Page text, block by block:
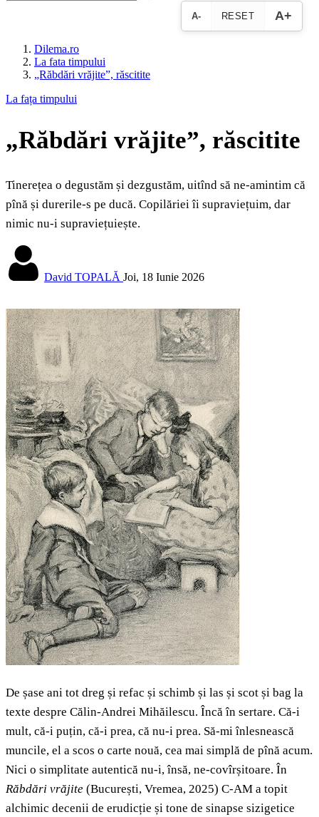
A- RESET A+
Dilema.ro
La fata timpului
„Răbdări vrăjite”, răscitite
La fața timpului
„Răbdări vrăjite”, răscitite
Tinerețea o degustăm și dezgustăm, uitînd să ne-amintim că
pînă și durerile-s pe ducă. Copilăriei îi supraviețuim, dar
nimic nu-i supraviețuiește.
David TOPALĂ Joi, 18 Iunie 2026
De șase ani tot dreg și refac și schimb și las și scot și bag la
texte despre Călin-Andrei Mihăilescu. Încă în sertare. Că-i
mult, că-i puțin, că-i prea, că nu-i prea. Să-mi înlesnească
muncile, el a scos o carte nouă, cea mai simplă de pînă acum.
Nici o simplitate autentică nu-i, însă, ne-covîrșitoare. În
Răbdări vrăjite (București, Vremea, 2025) C-AM a topit
alchimic decenii de erudicție și tone de sinapse sizigetice